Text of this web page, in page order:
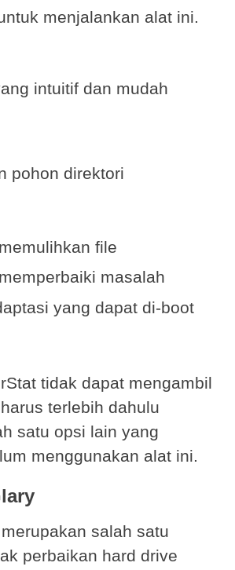
menjalankan alat ini.
intuitif dan mudah
pohon direktori
file
masalah
yang dapat di-boot
tidak dapat mengambil
terlebih dahulu
satu opsi lain yang
menggunakan alat ini.
salah satu
perbaikan hard drive